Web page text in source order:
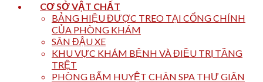
CƠ SỞ VẬT CHẤT
BẢNG HIỆU ĐƯỢC TREO TẠI CỔNG CHÍNH
CỦA PHÒNG KHÁM
SÂN ĐẬU XE
KHU VỰC KHÁM BỆNH VÀ ĐIỀU TRỊ TẦNG
TRỆT
PHÒNG BẤM HUYỆT CHÂN SPA THƯ GIÃN